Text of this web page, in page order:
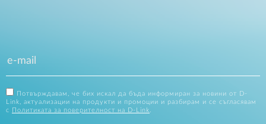
Потвърждавам, че бих искал да бъда информиран за новини от D-
Link, актуализации на продукти и промоции и разбирам и се съгласявам
с
Политиката за поверителност на D-Link